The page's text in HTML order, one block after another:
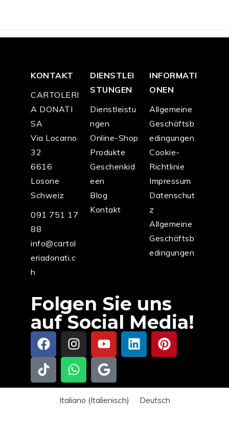
KONTAKT
CARTOLERI
A DONATI
SA
Via Locarno
32
6616
Losone
Schweiz
091 751 17
88
info@cartol
eriadonati.c
h
DIENSTLEI
STUNGEN
Dienstleistu
ngen
Online-Shop
Produkte
Geschenkid
een
Blog
Kontakt
INFORMATI
ONEN
Allgemeine
Geschäftsb
edingungen
Cookie-
Richtlinie
Impressum
Datenschut
z
Allgemeine
Geschäftsb
edingungen
Folgen Sie uns
auf Social Media!
Italiano (Italienisch) Deutsch